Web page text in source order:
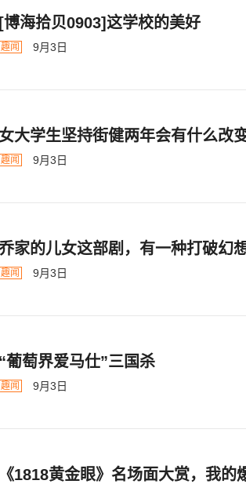
[博海拾贝0903]这学校的美好
趣闻 9月3日
女大学生坚持街健两年会有什么改变
趣闻 9月3日
家的儿女这部剧，有一种打破幻
趣闻 9月3日
“葡萄界爱马仕”三国杀
趣闻 9月3日
《1818黄金眼》名场面大赏，我的